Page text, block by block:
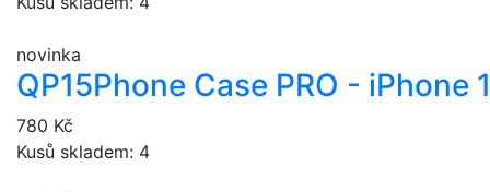
novinka
QP15Phone Case PRO - iPhone
780 Kč
Kusů skladem: 4